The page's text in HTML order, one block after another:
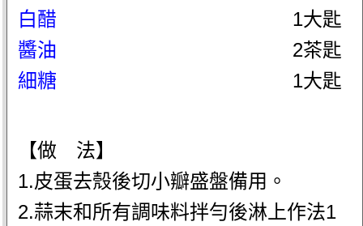
白醋
1大匙
醬油
2茶匙
細糖
1大匙
【做 法】
1.皮蛋去殼後切小瓣盛盤備用。
2.蒜末和所有調味料拌勻後淋上作法1